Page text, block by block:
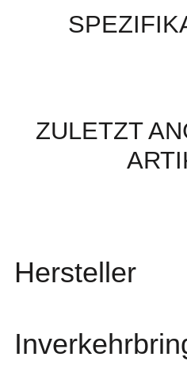
ZULETZT
Hersteller